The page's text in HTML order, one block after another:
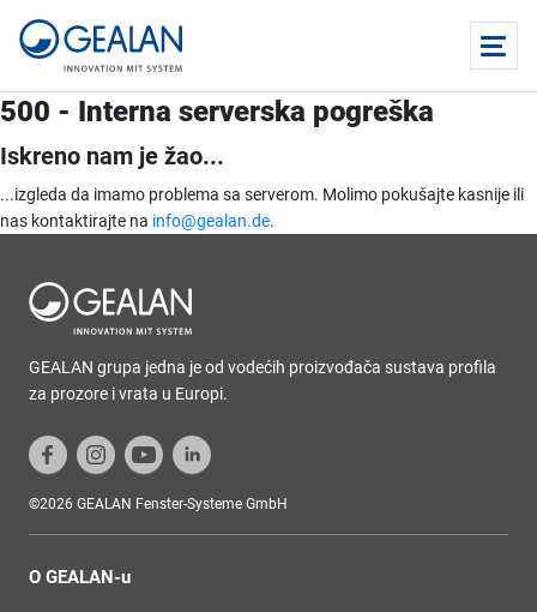
500 - Interna serverska pogreška
Iskreno nam je žao...
...izgleda da imamo problema sa serverom. Molimo pokušajte kasnije ili
nas kontaktirajte na info@gealan.de.
GEALAN grupa jedna je od vodećih proizvođača sustava profila
za prozore i vrata u Europi.
©2026 GEALAN Fenster-Systeme GmbH
O GEALAN-u